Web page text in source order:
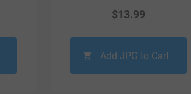
$13.99
Add JPG to Cart